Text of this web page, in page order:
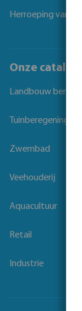
Herroeping van
Onze catalogi
Landbouw
Tuinberegening
Zwembad
Veehouderij
Aquacultuur
Retail
Industrie